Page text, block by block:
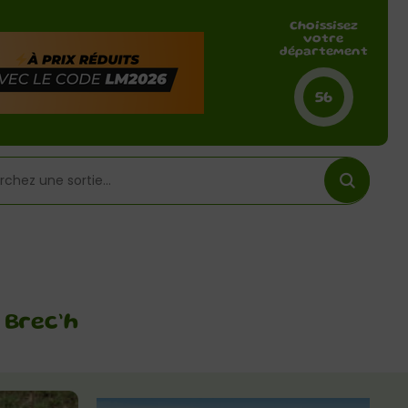
Choissisez
votre
département
56